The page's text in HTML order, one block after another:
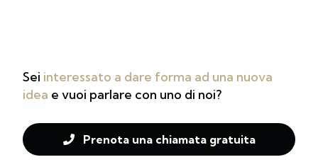
Sei interessato a dare forma ad una nuova
idea e vuoi parlare con uno di noi?
Prenota una chiamata gratuita